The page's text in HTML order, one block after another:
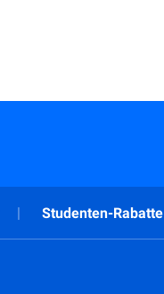
Studenten-Rabatte